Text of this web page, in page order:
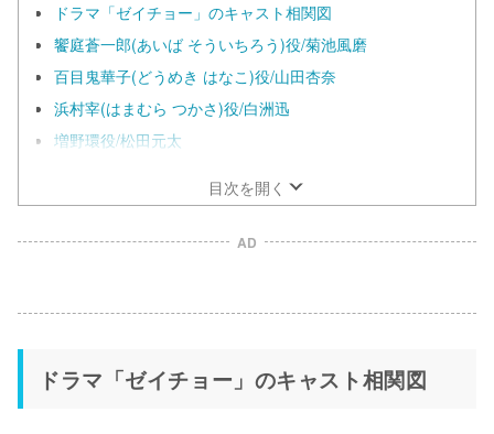
ドラマ「ゼイチョー」のキャスト相関図
饗庭蒼一郎(あいば そういちろう)役/菊池風磨
百目鬼華子(どうめき はなこ)役/山田杏奈
浜村宰(はまむら つかさ)役/白洲迅
増野環役/松田元太
目次を開く
AD
ドラマ「ゼイチョー」のキャスト相関図